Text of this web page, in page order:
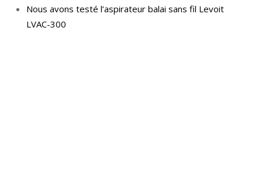
Nous avons testé l’aspirateur balai sans fil Levoit
LVAC-300